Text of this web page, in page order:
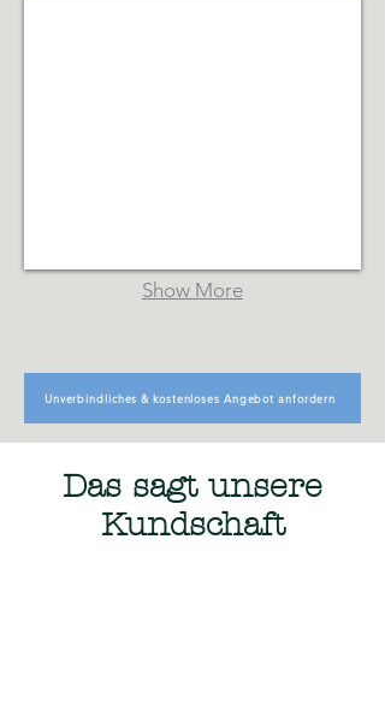
Show More
Unverbindliches & kostenloses Angebot anfordern
Das sagt unsere
Kundschaft